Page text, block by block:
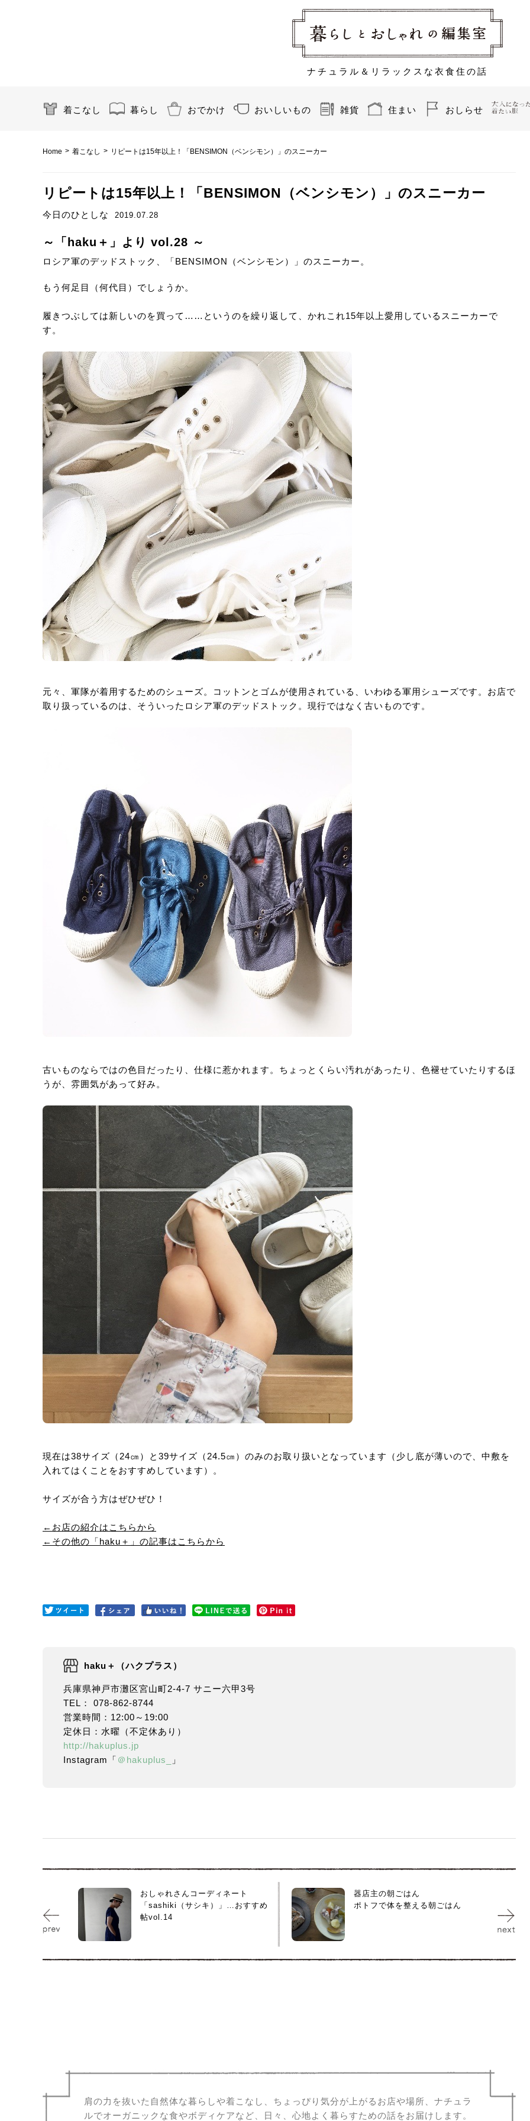
ナチュラル＆リラックスな衣食住の話
着こなし 暮らし おでかけ おいしいもの 雑貨 住まい おしらせ
Home > 着こなし > リピートは15年以上！「BENSIMON（ベンシモン）」のスニーカー
リピートは15年以上！「BENSIMON（ベンシモン）」のスニーカー
今日のひとしな 2019.07.28
～「haku＋」より vol.28 ～
ロシア軍のデッドストック、「BENSIMON（ベンシモン）」のスニーカー。
もう何足目（何代目）でしょうか。
履きつぶしては新しいのを買って……というのを繰り返して、かれこれ15年以上愛用しているスニーカーで
す。
元々、軍隊が着用するためのシューズ。コットンとゴムが使用されている、いわゆる軍用シューズです。お店で
取り扱っているのは、そういったロシア軍のデッドストック。現行ではなく古いものです。
古いものならではの色目だったり、仕様に惹かれます。ちょっとくらい汚れがあったり、色褪せていたりするほ
うが、雰囲気があって好み。
現在は38サイズ（24㎝）と39サイズ（24.5㎝）のみのお取り扱いとなっています（少し底が薄いので、中敷を
入れてはくことをおすすめしています）。
サイズが合う方はぜひぜひ！
←お店の紹介はこちらから
←その他の「haku＋」の記事はこちらから
haku＋（ハクプラス）
兵庫県神戸市灘区宮山町2-4-7 サニー六甲3号
TEL： 078-862-8744
営業時間：12:00～19:00
定休日：水曜（不定休あり）
http://hakuplus.jp
Instagram「 ＠hakuplus_ 」
おしゃれさんコーディネート
「sashiki（サシキ）」…おすすめ
帖vol.14
器店主の朝ごはん
ポトフで体を整える朝ごはん
肩の力を抜いた自然体な暮らしや着こなし、ちょっぴり気分が上がるお店や場所、ナチュラ
ルでオーガニックな食やボディケアなど、日々、心地よく暮らすための話をお届けします。